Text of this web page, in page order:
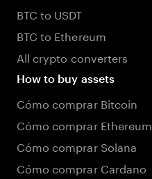
BTC to USDT
BTC to Ethereum
All crypto converters
How to buy assets
Cómo comprar Bitcoin
Cómo comprar Ethereum
Cómo comprar Solana
Cómo comprar Cardano